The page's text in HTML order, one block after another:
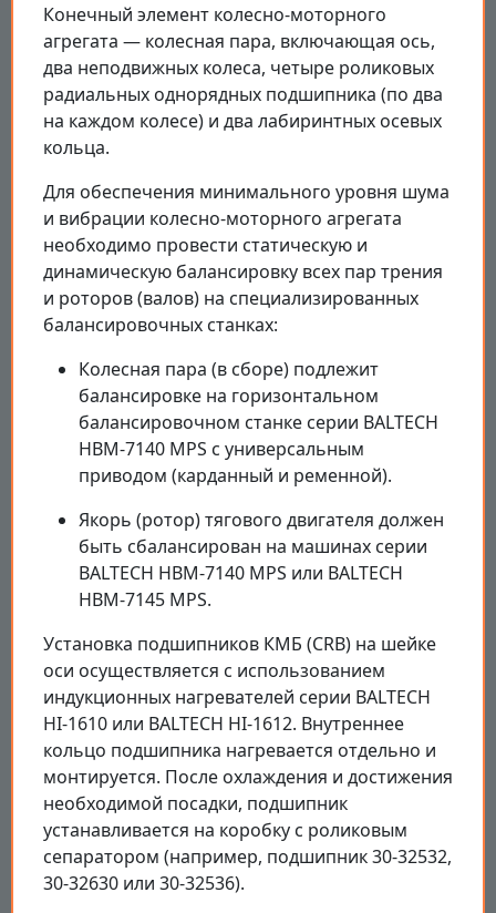
Конечный элемент колесно-моторного
агрегата — колесная пара, включающая ось,
два неподвижных колеса, четыре роликовых
радиальных однорядных подшипника (по два
на каждом колесе) и два лабиринтных осевых
кольца.
Для обеспечения минимального уровня шума
и вибрации колесно-моторного агрегата
необходимо провести статическую и
динамическую балансировку всех пар трения
и роторов (валов) на специализированных
балансировочных станках:
Колесная пара (в сборе) подлежит
балансировке на горизонтальном
балансировочном станке серии BALTECH
HBM-7140 MPS с универсальным
приводом (карданный и ременной).
Якорь (ротор) тягового двигателя должен
быть сбалансирован на машинах серии
BALTECH HBM-7140 MPS или BALTECH
HBM-7145 MPS.
Установка подшипников КМБ (CRB) на шейке
оси осуществляется с использованием
индукционных нагревателей серии BALTECH
HI-1610 или BALTECH HI-1612. Внутреннее
кольцо подшипника нагревается отдельно и
монтируется. После охлаждения и достижения
необходимой посадки, подшипник
устанавливается на коробку с роликовым
сепаратором (например, подшипник 30-32532,
30-32630 или 30-32536).